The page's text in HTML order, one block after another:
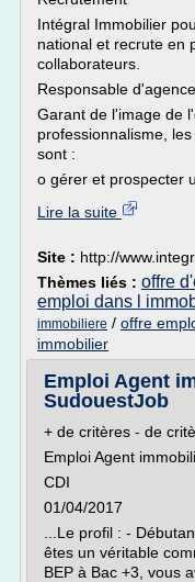
Intégral Immobilier
national et recrute en
collaborateurs.
Responsable
Garant de l'image de
professionnalisme,
sont :
o gérer et prospecter
Lire la suite
Site : http://
Thèmes liés : offre
emploi dans l
immobiliere / offre
immobilier
Emploi Agent
SudouestJob
+ de critères - de
Emploi Agent
CDI
01/04/2017
...Le profil : -
êtes un véritable
BEP à Bac +3, vous